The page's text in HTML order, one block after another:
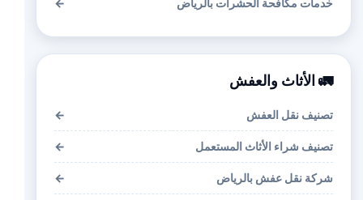
خدمات مكافحة الحشرات بالرياض ←
🚛 الأثاث والعفش
تصنيف نقل العفش ←
تصنيف شراء الأثاث المستعمل ←
شركة نقل عفش بالرياض ←